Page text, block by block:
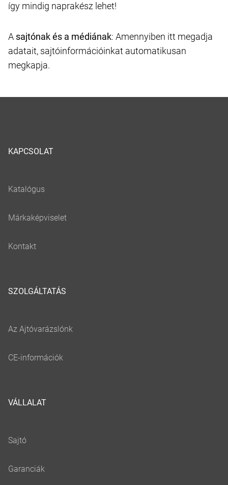
így mindig naprakész lehet!
A sajtónak és a médiának: Amennyiben itt megadja
adatait, sajtóinformációinkat automatikusan
megkapja.
KAPCSOLAT
SZOLGÁLTATÁS
VÁLLALAT